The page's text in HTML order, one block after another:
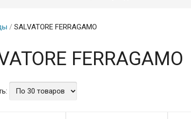
/SALVATORE FERRAGAMO
FERRAGAMO